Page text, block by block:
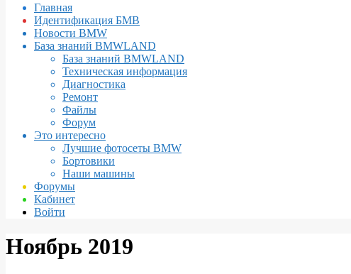
навигации
Главная
Идентификация БМВ
Новости BMW
База знаний BMWLAND
База знаний BMWLAND
Техническая информация
Диагностика
Ремонт
Файлы
Форум
Это интересно
Лучшие фотосеты BMW
Бортовики
Наши машины
Форумы
Кабинет
Войти
Ноябрь 2019